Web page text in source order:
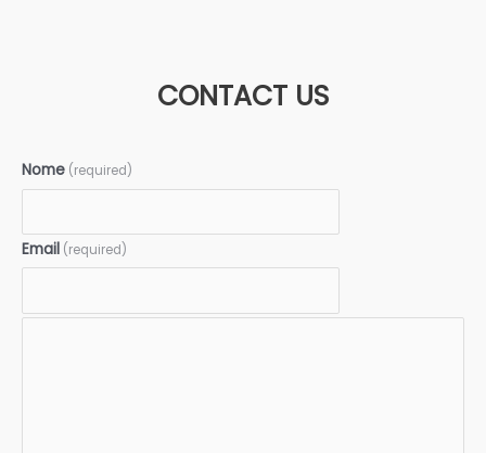
CONTACT US
Nome (required)
Email (required)